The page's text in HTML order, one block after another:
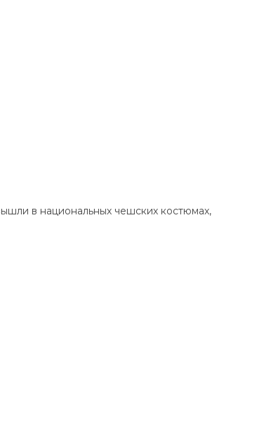
в национальных чешских костюмах,